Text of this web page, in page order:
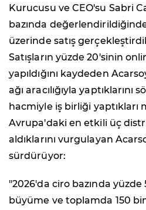
Kurucusu ve CEO'su Sabri
bazında
üzerinde satış
Satışların yüzde 20'sinin
yapıldığını kaydeden
ağı aracılığıyla yaptıklarını
hacmiyle iş birliği yaptıkları
Avrupa'daki en etkili üç
aldıklarını vurgulayan
sürdürüyor:
"2026'da ciro bazında
büyüme ve toplamda 150